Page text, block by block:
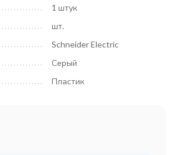
1 штук
шт.
Schneider Electric
Серый
Пластик